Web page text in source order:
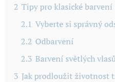
2 Tipy pro klasické barvení
2.1 Vyberte si správný
2.2 Odbarvení
2.3 Barvení světlých
3 Jak prodloužit životnost